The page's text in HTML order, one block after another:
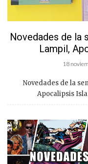
Novedades de la
Lampil,
18
Novedades de la
Apocalipsis